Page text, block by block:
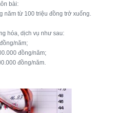
bài:
năm từ 100 triệu đồng trở xuống.
hóa, dịch vụ như sau:
năm;
đồng/năm;
đồng/năm.